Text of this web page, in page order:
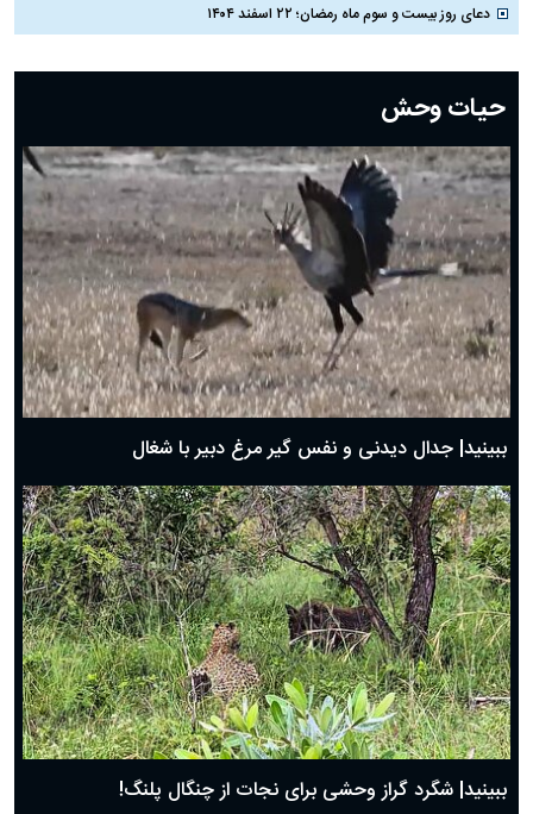
دعای روز بیست و سوم ماه رمضان؛ ۲۲ اسفند ۱۴۰۴
دعای روز بیستم ماه رمضان؛ ۱۹ اسفند ۱۴۰۴
دعای روز هشتم ماه مبارک رمضان؛ ۷ اسفند ماه ۱۴۰۴
دعای روز هفتم ماه رمضان؛ ۶ اسفند ۱۴۰۴
دعای روز ششم ماه رمضان؛ ۵ اسفند ۱۴۰۴
دعای روز پنجم ماه رمضان؛ ۴ اسفند ۱۴۰۴
دعای روز چهارم ماه مبارک رمضان؛ ۳ اسفند ۱۴۰۴
دعای روز سوم ماه مبارک رمضان؛ ۱۴ اسفند ۱۴۰۴
دعای روز دوم ماه مبارک رمضان ۱ اسفند ماه ۱۴۰۴
دعای روز اول ماه مبارک رمضان، ۳۰ بهمن ۱۴۰۴
حضرت زینب(س) چگونه از دنیا رفت؟
بهترین پیامک تبریک روز پدر ۱۴۰۴؛ جملات زیبا و صمیمانه
حیات وحش
ببینید| جدال دیدنی و نفس گیر مرغ دبیر با شغال
ببینید| شگرد گراز وحشی برای نجات از چنگال پلنگ!